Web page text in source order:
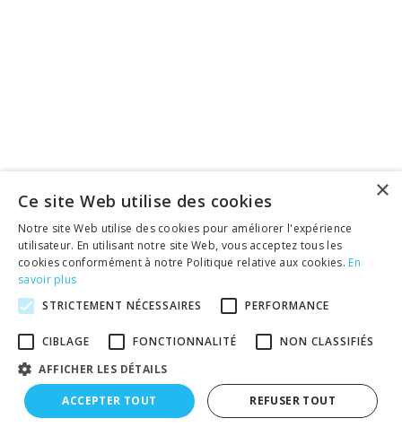
×
Ce site Web utilise des cookies
Notre site Web utilise des cookies pour améliorer l'expérience
utilisateur. En utilisant notre site Web, vous acceptez tous les
cookies conformément à notre Politique relative aux cookies. En
savoir plus
STRICTEMENT NÉCESSAIRES
PERFORMANCE
CIBLAGE FONCTIONNALITÉ
NON CLASSIFIÉS
AFFICHER LES DÉTAILS
ACCEPTER TOUT REFUSER TOUT